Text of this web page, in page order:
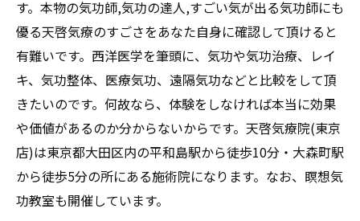
す。本物の気功師,気功の達人,すごい気が出る気功師にも
優る天啓気療のすごさをあなた自身に確認して頂けると
有難いです。西洋医学を筆頭に、気功や気功治療、レイ
キ、気功整体、医療気功、遠隔気功などと比較をして頂
きたいのです。何故なら、体験をしなければ本当に効果
や価値があるのか分からないからです。天啓気療院(東京
店)は東京都大田区内の平和島駅から徒歩10分・大森町駅
から徒歩5分の所にある施術院になります。なお、瞑想気
功教室も開催しています。